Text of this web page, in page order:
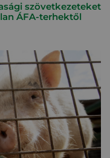
szövetkezeteket
ÁFA-terhektől